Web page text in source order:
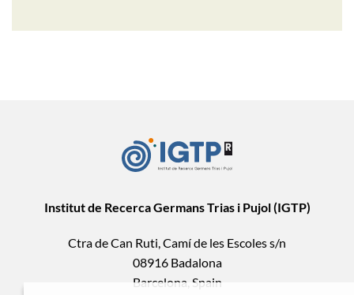
Institut de Recerca Germans Trias i Pujol (IGTP)
Ctra de Can Ruti, Camí de les Escoles s/n
08916 Badalona
Barcelona, Spain